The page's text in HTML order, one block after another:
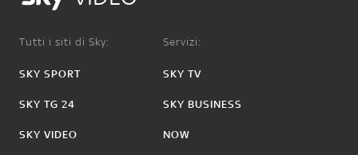
Tutti i siti di Sky:
SKY SPORT
SKY TG 24
SKY VIDEO
Servizi:
SKY TV
SKY BUSINESS
NOW